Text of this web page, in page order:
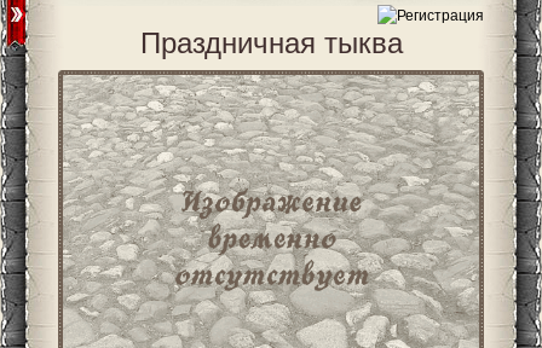
Праздничная тыква